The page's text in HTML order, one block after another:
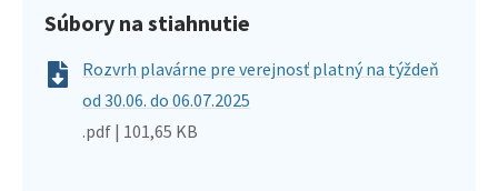
Súbory na stiahnutie
Rozvrh plavárne pre verejnosť platný na týždeň
od 30.06. do 06.07.2025
.pdf | 101,65 KB